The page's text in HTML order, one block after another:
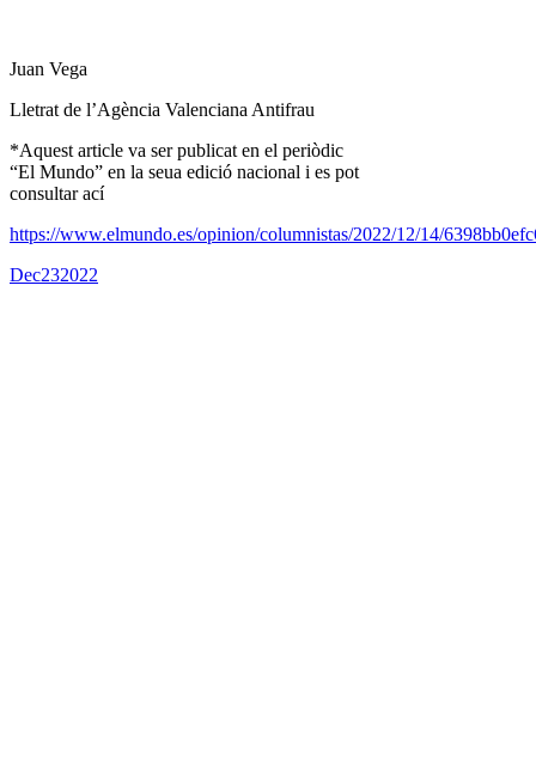
Juan Vega
Lletrat de l’Agència Valenciana Antifrau
*Aquest article va ser publicat en el periòdic
“El Mundo” en la seua edició nacional i es pot
consultar ací
https://www.elmundo.es/opinion/columnistas/2022/12/14/
Dec232022